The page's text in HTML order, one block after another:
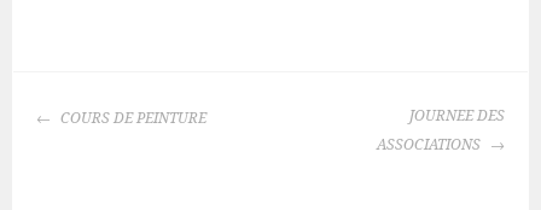
NAVIGATION
COURS DE PEINTURE
JOURNEE DES
ASSOCIATIONS